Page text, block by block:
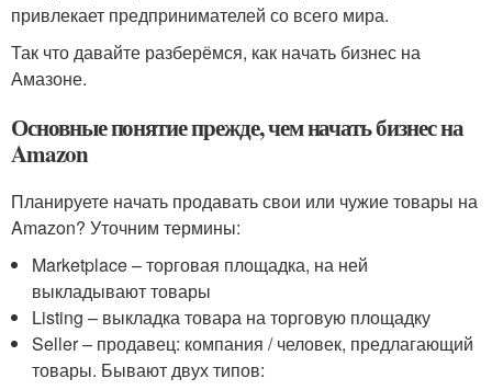
привлекает предпринимателей со всего мира.
Так что давайте разберёмся, как начать бизнес на
Амазоне.
Основные понятие прежде, чем начать бизнес на
Amazon
Планируете начать продавать свои или чужие товары на
Amazon? Уточним термины:
Marketplace – торговая площадка, на ней
выкладывают товары
Listing – выкладка товара на торговую площадку
Seller – продавец: компания / человек, предлагающий
товары. Бывают двух типов: